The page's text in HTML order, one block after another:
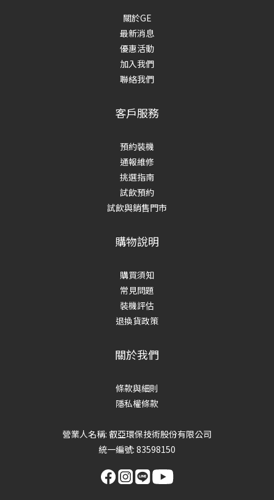
關於GE
最新消息
優惠活動
加入我們
聯絡我們
客戶服務
預約裝機
通報維修
挑選指南
試飲預約
試飲與銷售門市
購物說明
購買須知
常見問題
裝機評估
退換貨政策
關於我們
條款與細則
隱私權條款
營業人名稱: 叡亞環保技術股份有限公司
統一編號: 83598150